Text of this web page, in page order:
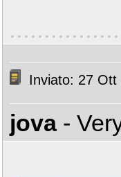
Inviato: 27 Ott
jova -